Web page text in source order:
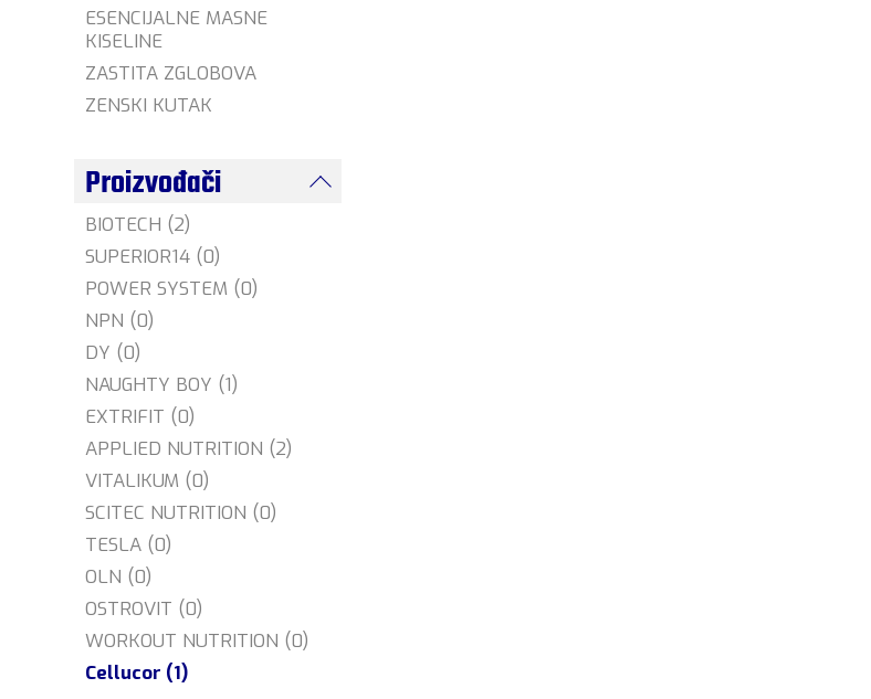
ESENCIJALNE MASNE
KISELINE
ZASTITA ZGLOBOVA
ZENSKI KUTAK
Proizvođači
BIOTECH (2)
SUPERIOR14 (0)
POWER SYSTEM (0)
NPN (0)
DY (0)
NAUGHTY BOY (1)
EXTRIFIT (0)
APPLIED NUTRITION (2)
VITALIKUM (0)
SCITEC NUTRITION (0)
TESLA (0)
OLN (0)
OSTROVIT (0)
WORKOUT NUTRITION (0)
Cellucor (1)